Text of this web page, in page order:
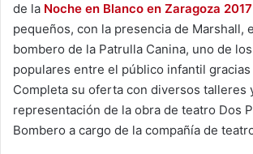
de la Noche en Blanco en Zaragoza 2017
pequeños, con la presencia de Marshall,
bombero de la Patrulla Canina, uno de
populares entre el público infantil
Completa su oferta con diversos talleres
representación de la obra de teatro Dos
Bombero a cargo de la compañía de